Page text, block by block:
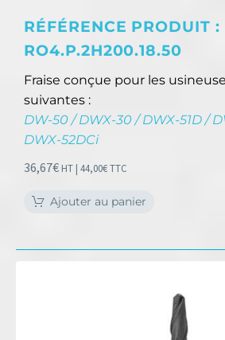
RÉFÉRENCE PRODUIT :
RO4.P.2H200.18.50
Fraise conçue pour les
suivantes :
DW-50 / DWX-30 / DWX-51D /
DWX-52DCi
36,67€ HT | 44,00€TTC
Ajouter au panier